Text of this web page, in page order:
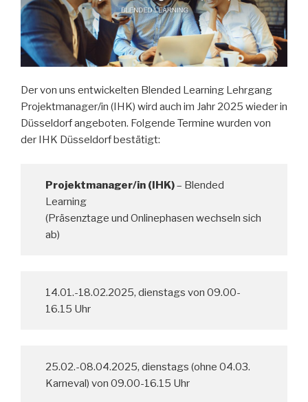
Der von uns entwickelten Blended Learning Lehrgang
Projektmanager/in (IHK) wird auch im Jahr 2025 wieder in
Düsseldorf angeboten. Folgende Termine wurden von
der IHK Düsseldorf bestätigt:
Projektmanager/in (IHK)– Blended
Learning
(Präsenztage und Onlinephasen wechseln sich
ab)
14.01.-18.02.2025, dienstags von 09.00-
16.15 Uhr
25.02.-08.04.2025, dienstags (ohne 04.03.
Karneval) von 09.00-16.15 Uhr